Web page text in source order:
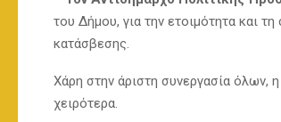
του Δήμου, για την ετοιμότητα και
κατάσβεσης.
Χάρη στην άριστη συνεργασία όλων,
χειρότερα.